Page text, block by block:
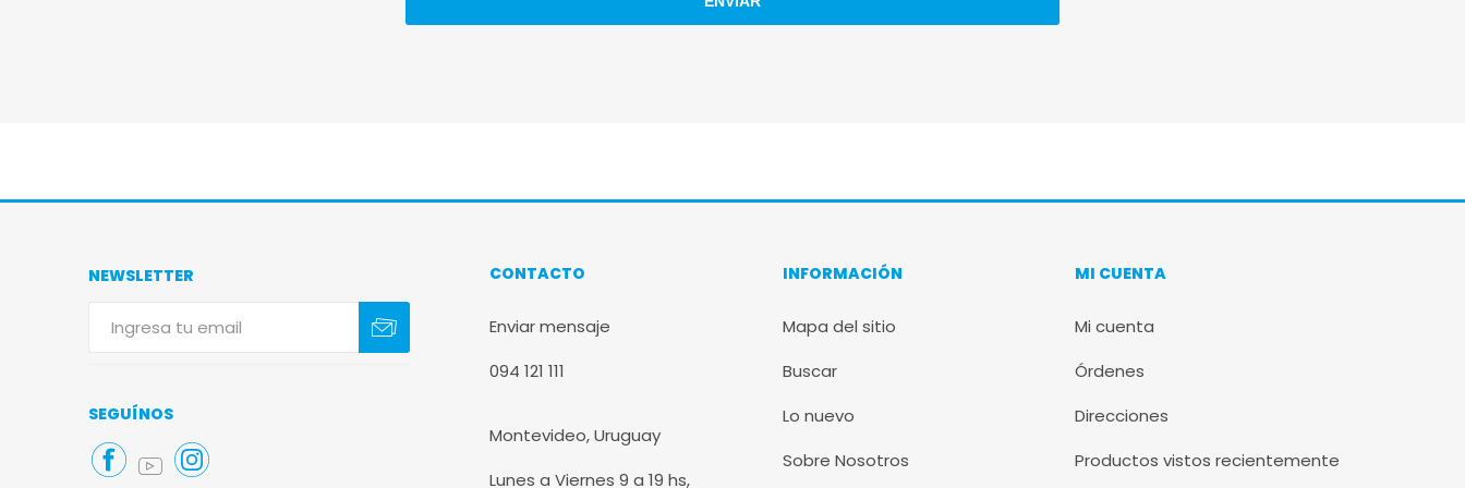
NEWSLETTER
SEGUÍNOS
CONTACTO
Enviar mensaje
094 121 111
Montevideo, Uruguay
Lunes a Viernes 9 a 19 hs,
INFORMACIÓN
Mapa del sitio
Buscar
Lo nuevo
Sobre Nosotros
MI CUENTA
Mi cuenta
Órdenes
Direcciones
Productos vistos recientemente